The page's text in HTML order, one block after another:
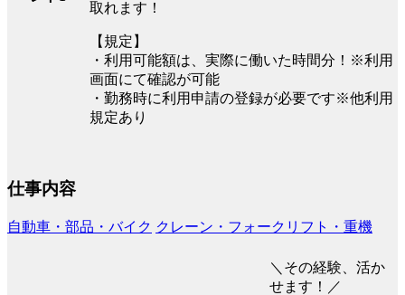
取れます！
【規定】
・利用可能額は、実際に働いた時間分！※利用
画面にて確認が可能
・勤務時に利用申請の登録が必要です※他利用
規定あり
仕事内容
自動車・部品・バイク クレーン・フォークリフト・重機
＼その経験、活か
せます！／